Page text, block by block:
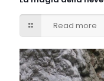
Read more